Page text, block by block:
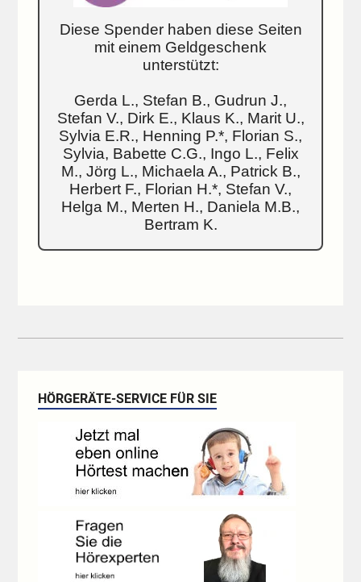
Diese Spender haben diese Seiten
mit einem Geldgeschenk
unterstützt:
Gerda L., Stefan B., Gudrun J.,
Stefan V., Dirk E., Klaus K., Marit U.,
Sylvia E.R., Henning P.*, Florian S.,
Sylvia, Babette C.G., Ingo L., Felix
M., Jörg L., Michaela A., Patrick B.,
Herbert F., Florian H.*, Stefan V.,
Helga M., Merten H., Daniela M.B.,
Bertram K.
HÖRGERÄTE-SERVICE FÜR SIE